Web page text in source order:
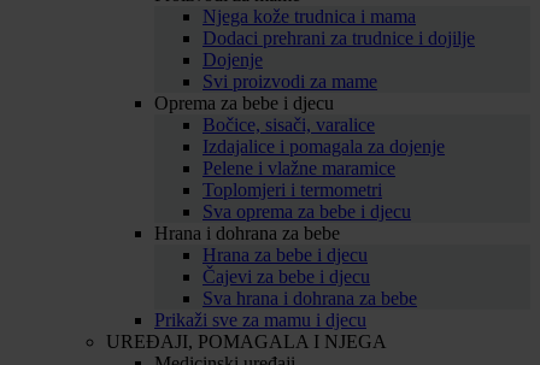
Njega kože trudnica i mama
Dodaci prehrani za trudnice i dojilje
Dojenje
Svi proizvodi za mame
Oprema za bebe i djecu
Bočice, sisači, varalice
Izdajalice i pomagala za dojenje
Pelene i vlažne maramice
Toplomjeri i termometri
Sva oprema za bebe i djecu
Hrana i dohrana za bebe
Hrana za bebe i djecu
Čajevi za bebe i djecu
Sva hrana i dohrana za bebe
Prikaži sve za mamu i djecu
UREĐAJI, POMAGALA I NJEGA